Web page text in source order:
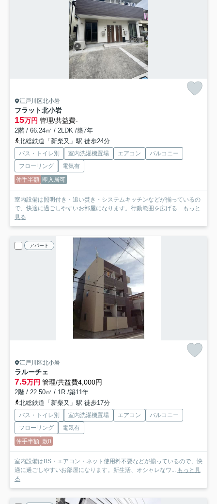
江戸川区北小岩
フラット北小岩
15万円 管理/共益費-
2階 / 66.24㎡ / 2LDK /築7年
北総鉄道「新柴又」駅 徒歩24分
バス・トイレ別 室内洗濯機置場 エアコン
バルコニー
フローリング
電気有
仲手半額 即入居可
室内設備は照明付き・追い焚き・システムキッチンなどが揃っているの
で、快適に過ごしやすいお部屋になります。行動範囲を広げる... もっと
見る
アパート
江戸川区北小岩
ラルーチェ
7.5万円 管理/共益費4,000円
2階 / 22.50㎡ / 1R /築11年
北総鉄道「新柴又」駅 徒歩17分
バス・トイレ別 室内洗濯機置場 エアコン
バルコニー
フローリング
電気有
仲手半額 敷0
室内設備はBS・エアコン・ネット使用料不要などが揃っているので、快
適に過ごしやすいお部屋になります。新生活、オシャレなワ... もっと見
る